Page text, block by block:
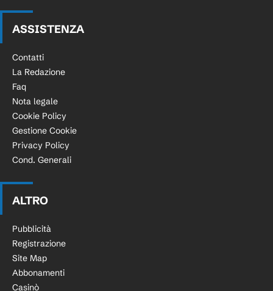
ASSISTENZA
Contatti
La Redazione
Faq
Nota legale
Cookie Policy
Gestione Cookie
Privacy Policy
Cond. Generali
ALTRO
Pubblicità
Registrazione
Site Map
Abbonamenti
Casinò